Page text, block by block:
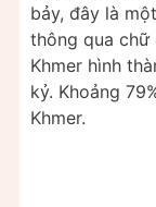
bảy, đây là
thông qua chữ
Khmer hình
kỷ. Khoảng
Khmer.